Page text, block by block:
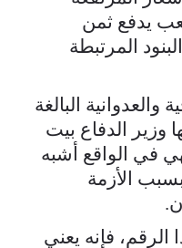
يدفع ثمن
المرتبطة
والعدوانية البالغة
وزير الدفاع بيت
في الواقع أشبه
الأزمة
فإنه يعني